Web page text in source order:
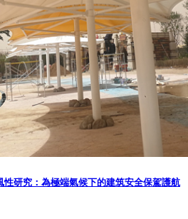
研究：為極端氣候下的建筑安全保駕護航